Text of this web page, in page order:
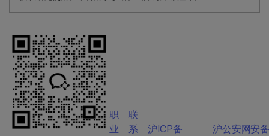
职
业
联
系
沪ICP备
沪公安网安